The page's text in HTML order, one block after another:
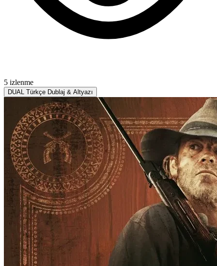
5 izlenme
DUAL Türkçe Dublaj & Altyazı